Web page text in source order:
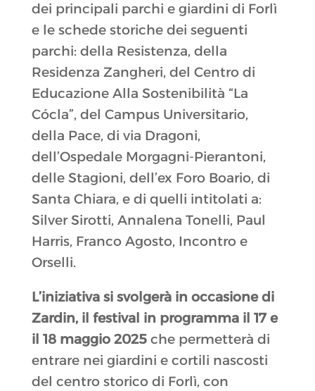
dei principali parchi e giardini di Forlì
e le schede storiche dei seguenti
parchi: della Resistenza, della
Residenza Zangheri, del Centro di
Educazione Alla Sostenibilità “La
Cócla”, del Campus Universitario,
della Pace, di via Dragoni,
dell’Ospedale Morgagni-Pierantoni,
delle Stagioni, dell’ex Foro Boario, di
Santa Chiara, e di quelli intitolati a:
Silver Sirotti, Annalena Tonelli, Paul
Harris, Franco Agosto, Incontro e
Orselli.
L’iniziativa si svolgerà in occasione di
Zardin, il festival in programma il 17 e
il 18 maggio 2025che permetterà di
entrare nei giardini e cortili nascosti
del centro storico di Forlì, con